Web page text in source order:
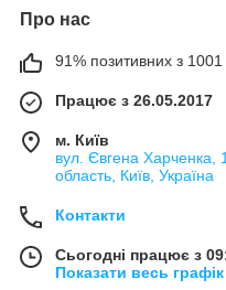
Про нас
91% позитивних з 1001
Працює з 26.05.2017
м. Київ
вул. Євгена Харченка,
область, Київ, Україна
Контакти
Сьогодні працює з
Показати весь